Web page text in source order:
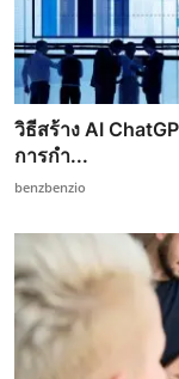
วิธีสร้าง AI
การกำ...
benzbenzio